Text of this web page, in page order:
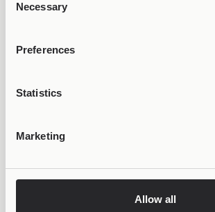
Selection
Necessary
Preferences
Statistics
Marketing
Allow all
VARIOUS ETHNIC VARIATIONS
34,99€
Joollion
Acorn